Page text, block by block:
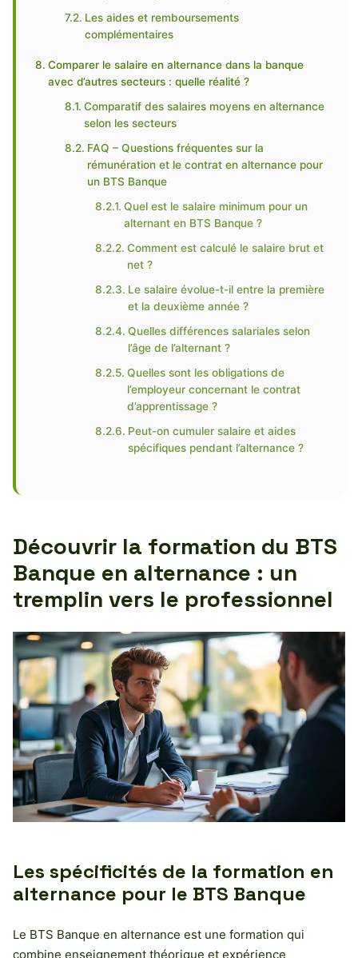
Les aides et remboursements
complémentaires
Comparer le salaire en alternance dans la banque
avec d’autres secteurs : quelle réalité ?
Comparatif des salaires moyens en alternance
selon les secteurs
FAQ – Questions fréquentes sur la
rémunération et le contrat en alternance pour
un BTS Banque
Quel est le salaire minimum pour un
alternant en BTS Banque ?
Comment est calculé le salaire brut et
net ?
Le salaire évolue-t-il entre la première
et la deuxième année ?
Quelles différences salariales selon
l’âge de l’alternant ?
Quelles sont les obligations de
l’employeur concernant le contrat
d’apprentissage ?
Peut-on cumuler salaire et aides
spécifiques pendant l’alternance ?
Découvrir la formation du BTS
Banque en alternance : un
tremplin vers le professionnel
Les spécificités de la formation en
alternance pour le BTS Banque
Le BTS Banque en alternance est une formation qui
combine enseignement théorique et expérience